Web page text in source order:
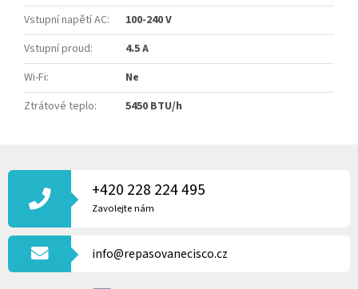
Vstupní napětí AC:
100-240 V
Vstupní proud:
4.5 A
Wi-Fi:
Ne
Ztrátové teplo: 5450 BTU/h
Á
T
+420 228 224 495
Zavolejte nám
info@repasovanecisco.cz